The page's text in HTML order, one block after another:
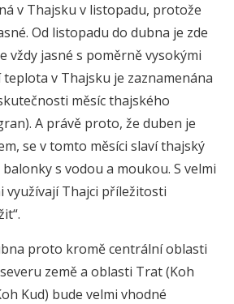
v Thajsku v listopadu, protože
Od listopadu do dubna je zde
vždy jasné s poměrně vysokými
v Thajsku je zaznamenána
měsíc thajského
A právě proto, že duben je
se v tomto měsíci slaví thajský
s vodou a moukou. S velmi
využívají Thajci příležitosti
proto kromě centrální oblasti
země a oblasti Trat (Koh
Kud) bude velmi vhodné